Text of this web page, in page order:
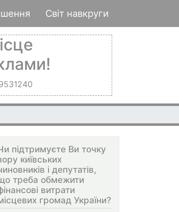
Світ навкруги
підтримуєте Ви точку
київських
і депутатів,
треба обмежити
витрати
громад України?